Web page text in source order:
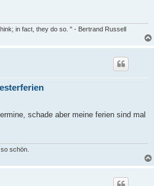
in fact, they do so. " - Bertrand Russell
schade aber meine ferien sind mal
schön.